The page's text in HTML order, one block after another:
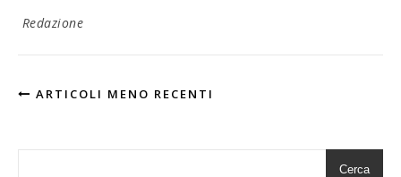
Redazione
ARTICOLI MENO RECENTI
Cerca